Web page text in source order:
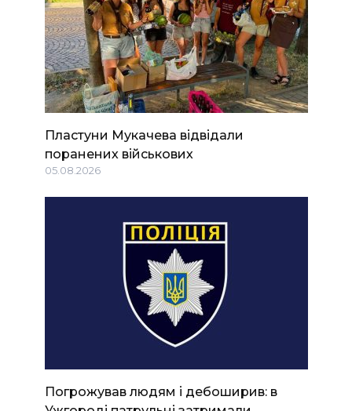
Пластуни Мукачева відвідали
поранених військових
05.08.2026
Погрожував людям і дебоширив: в